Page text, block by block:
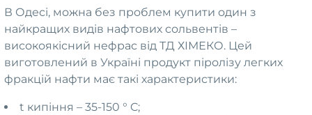
В Одесі, можна без проблем купити один з
найкращих видів нафтових сольвентів –
високоякісний нефрас від ТД ХІМЕКО. Цей
виготовлений в Україні продукт піролізу легких
фракцій нафти має такі характеристики:
t кипіння – 35-150 ° C;